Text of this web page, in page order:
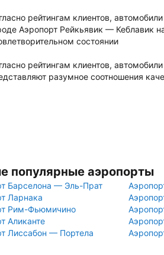
рейтингам клиентов,
Аэропорт Рейкьявик — Кеблавик
состоянии
рейтингам клиентов,
разумное соотношения
популярные аэропорты
Барселона — Эль-Прат
Ларнака
Рим-Фьюмичино
Аликанте
Лиссабон — Портела